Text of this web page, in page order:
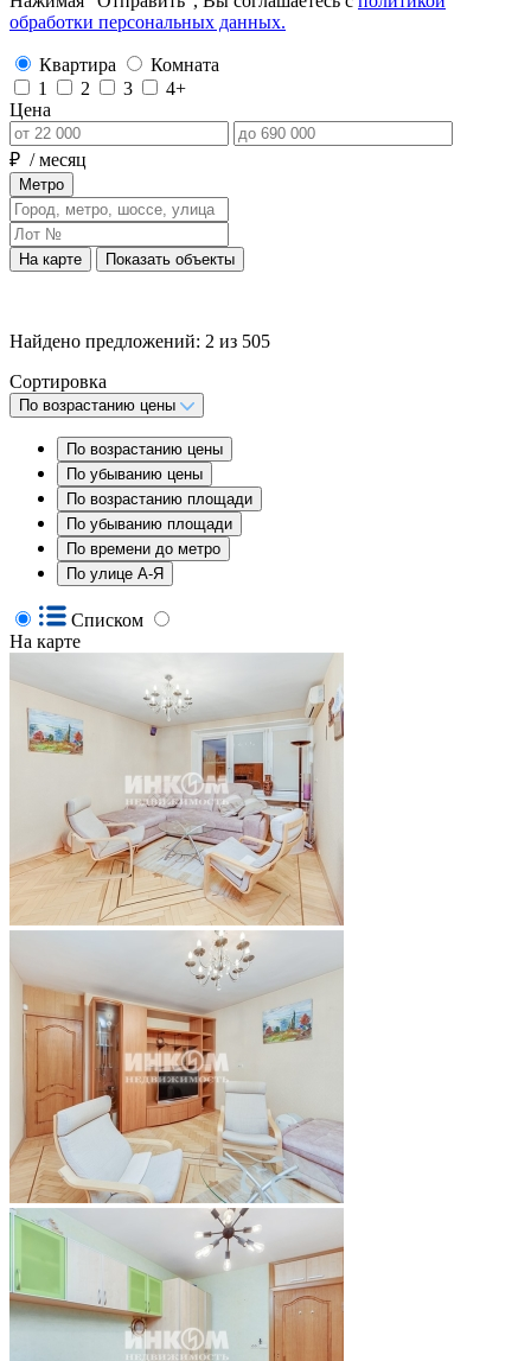
обработки персональных данных.
Квартира
Комната
1
2 3
4+
Цена
₽ / месяц
Метро
На карте Показать объекты
Найдено предложений: 2 из 505
Сортировка
По возрастанию цены
По возрастанию цены
По убыванию цены
По возрастанию площади
По убыванию площади
По времени до метро
По улице А-Я
Списком
На карте